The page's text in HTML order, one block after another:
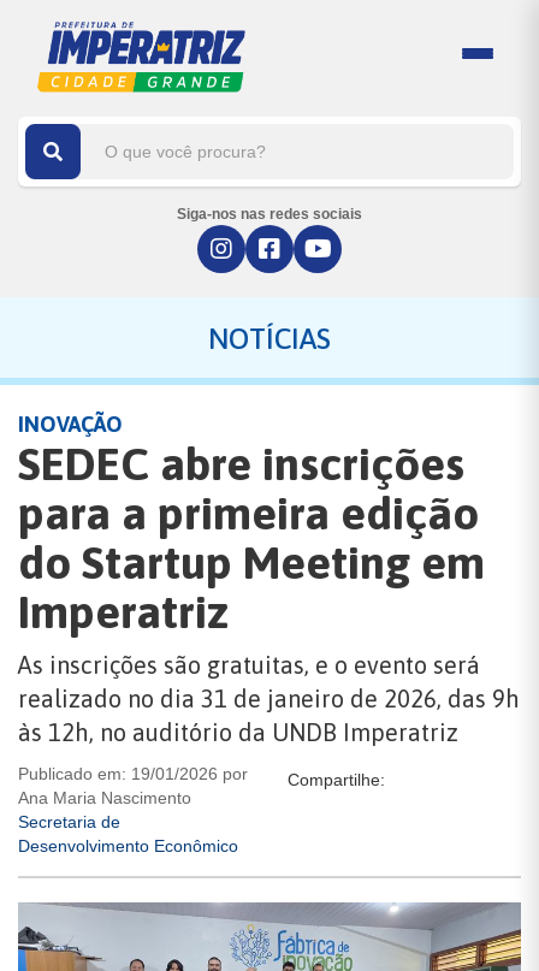
Siga-nos nas redes sociais
NOTÍCIAS
INOVAÇÃO
SEDEC abre inscrições
para a primeira edição
do Startup Meeting em
Imperatriz
As inscrições são gratuitas, e o evento será
realizado no dia 31 de janeiro de 2026, das 9h
às 12h, no auditório da UNDB Imperatriz
Publicado em: 19/01/2026 por
Ana Maria Nascimento
Secretaria de
Desenvolvimento Econômico
Compartilhe: